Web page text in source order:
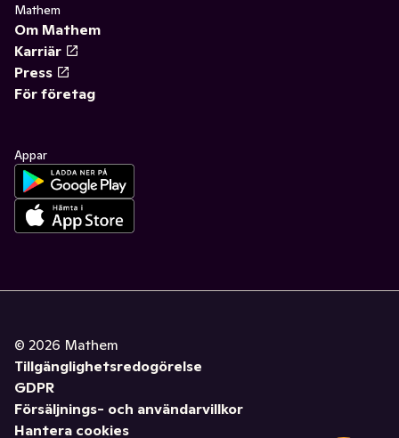
Mathem
Om Mathem
Karriär
Press
För företag
Appar
© 2026 Mathem
Tillgänglighetsredogörelse
GDPR
Försäljnings- och användarvillkor
Hantera cookies